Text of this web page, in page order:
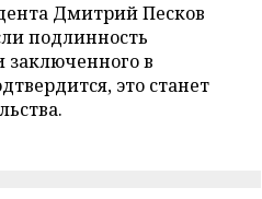
Дмитрий Песков
подлинность
заключенного в
это станет